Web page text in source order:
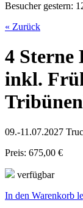
Besucher gestern:
« Zurück
4 Sterne
inkl.
09.-11.07.2027
Preis: 675,00 €
verfügbar
In den Warenkorb